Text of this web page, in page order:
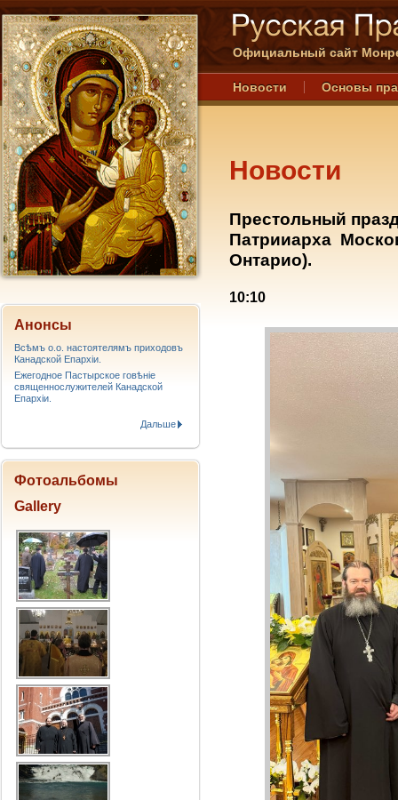
Официальный сайт
Новости Основы
Новости
Престольный
Патрииарха
Онтарио).
10:10
Анонсы
Всѣмъ о.о. настоятелямъ приходовъ
Канадской Епархiи.
Ежегодное Пастырское говѣніе
священнослужителей Канадской
Епархіи.
Дальше
Фотоальбомы
Gallery